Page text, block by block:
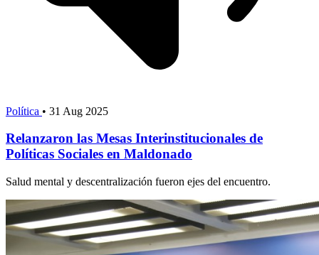
Política • 31 Aug 2025
Relanzaron las Mesas Interinstitucionales de
Políticas Sociales en Maldonado
Salud mental y descentralización fueron ejes del encuentro.